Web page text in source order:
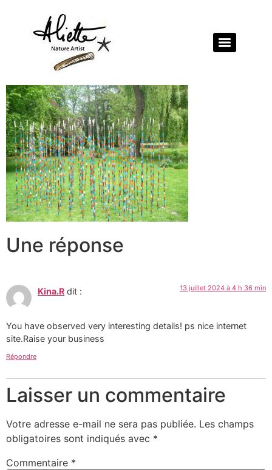
Une réponse
Kina.R dit : 13 juillet 2024 à 4 h 36 min
You have observed very interesting details! ps nice internet
site.Raise your business
Répondre
Laisser un commentaire
Votre adresse e-mail ne sera pas publiée. Les champs
obligatoires sont indiqués avec *
Commentaire *